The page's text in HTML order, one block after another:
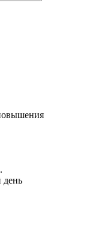
день